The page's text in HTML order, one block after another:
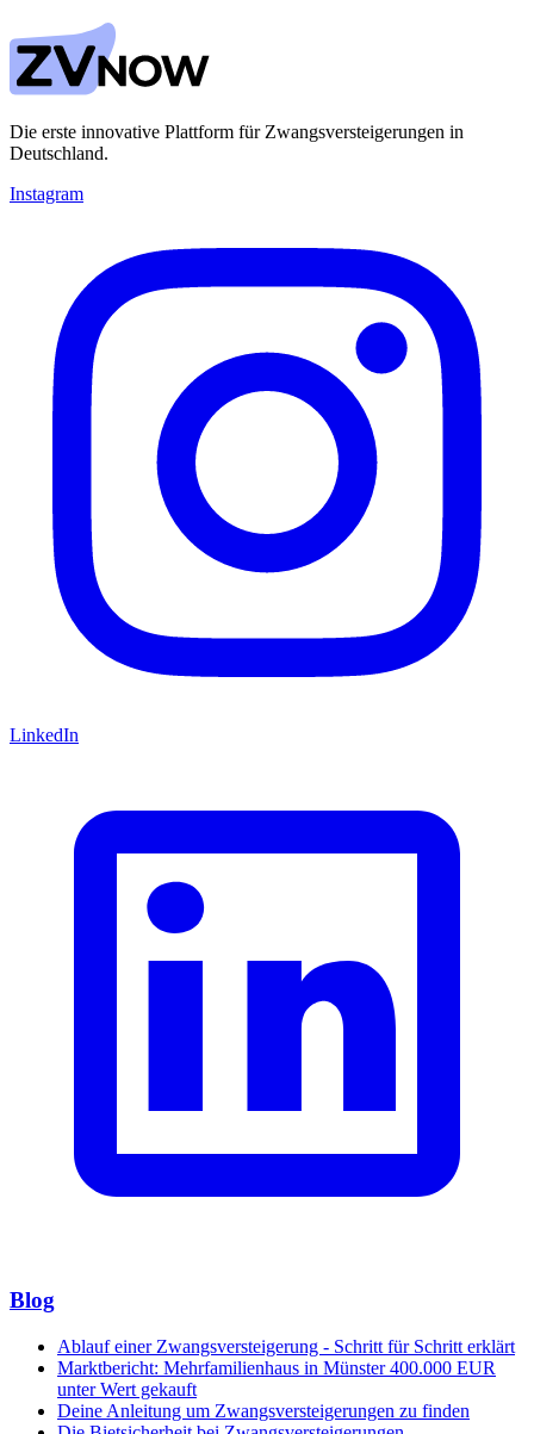
Die erste innovative Plattform für Zwangsversteigerungen in
Deutschland.
Instagram
LinkedIn
Blog
Ablauf einer Zwangsversteigerung - Schritt für Schritt erklärt
Marktbericht: Mehrfamilienhaus in Münster 400.000 EUR
unter Wert gekauft
Deine Anleitung um Zwangsversteigerungen zu finden